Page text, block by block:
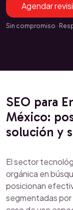
Agendar
Sin compromiso ·
SEO para
México:
solución y
El sector
orgánica en
posicionan
segmentadas